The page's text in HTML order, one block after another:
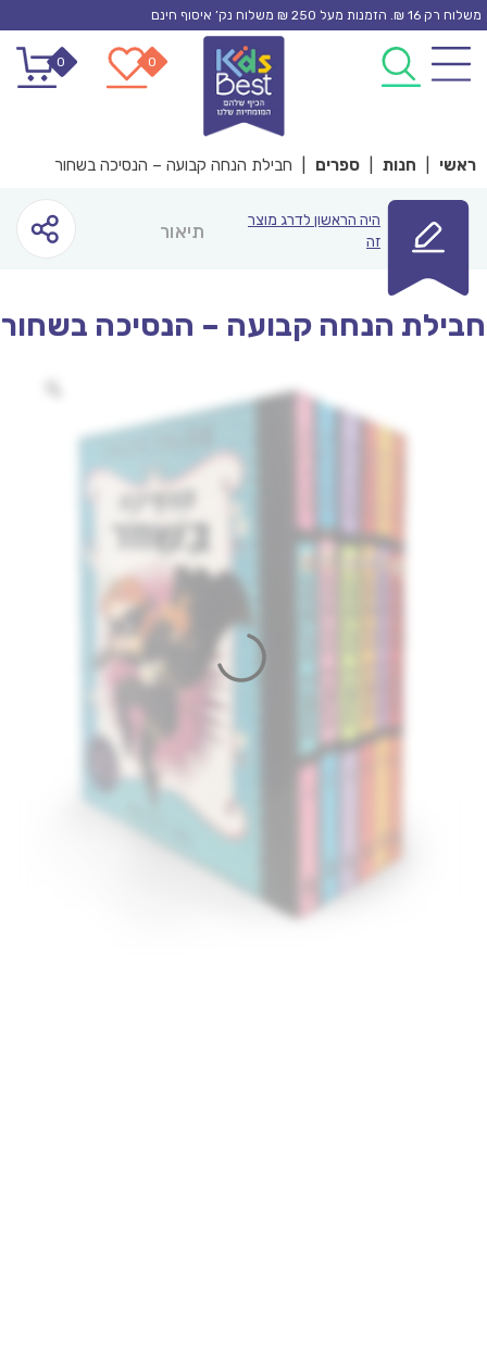
Skip
content
משלוח רק 16 ₪. הזמנות מעל 250 ₪ משלוח נק’ איסוף חינם
0
0
ראשי חנות ספרים חבילת הנחה קבועה – הנסיכה בשחור
היה הראשון לדרג מוצר
זה
תיאור
חבילת הנחה קבועה – הנסיכה בשחור